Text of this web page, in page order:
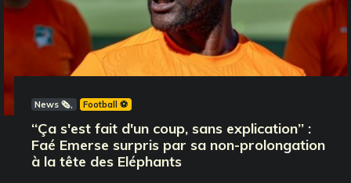
News 🗞️ Football ⚽️
‘‘Ça s'est fait d'un coup, sans explication’’ :
Faé Emerse surpris par sa non-prolongation
à la tête des Eléphants